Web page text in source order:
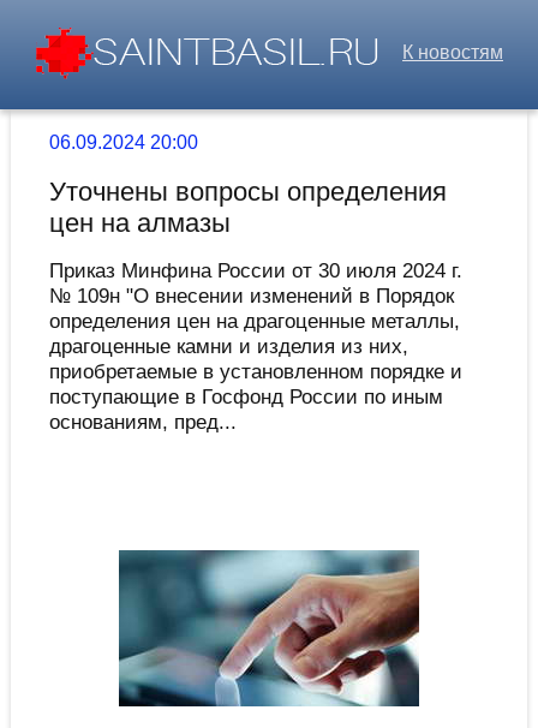
К новостям
06.09.2024 20:00
Уточнены вопросы определения
цен на алмазы
Приказ Минфина России от 30 июля 2024 г.
№ 109н "О внесении изменений в Порядок
определения цен на драгоценные металлы,
драгоценные камни и изделия из них,
приобретаемые в установленном порядке и
поступающие в Госфонд России по иным
основаниям, пред...